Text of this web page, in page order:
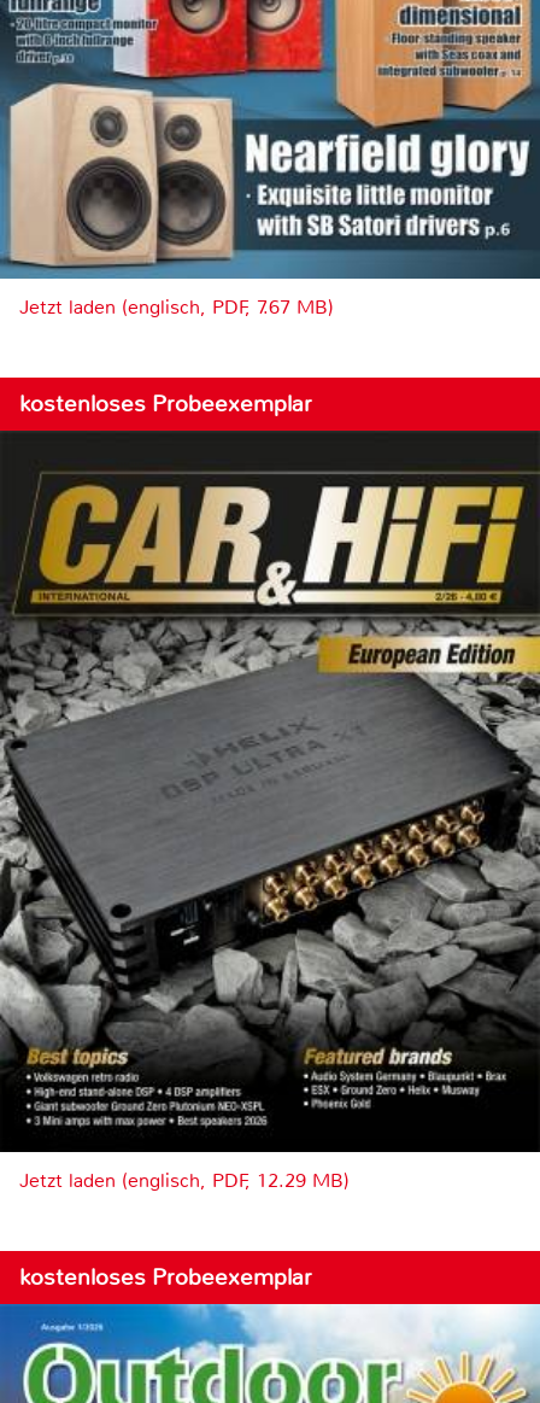
Jetzt laden (englisch, PDF, 7.67 MB)
kostenloses Probeexemplar
Jetzt laden (englisch, PDF, 12.29 MB)
kostenloses Probeexemplar